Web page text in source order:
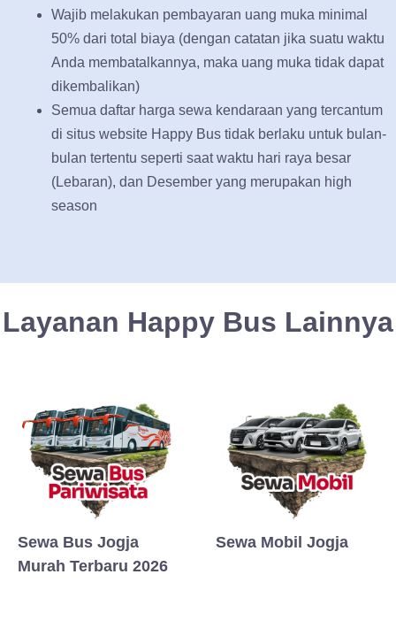
Wajib melakukan pembayaran uang muka minimal
50% dari total biaya (dengan catatan jika suatu waktu
Anda membatalkannya, maka uang muka tidak dapat
dikembalikan)
Semua daftar harga sewa kendaraan yang tercantum
di situs website Happy Bus tidak berlaku untuk bulan-
bulan tertentu seperti saat waktu hari raya besar
(Lebaran), dan Desember yang merupakan high
season
Layanan Happy Bus Lainnya
Sewa Bus Jogja
Murah Terbaru 2026
Sewa Mobil Jogja